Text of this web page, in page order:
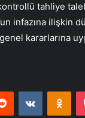
tahliye
infazına ilişkin
kararlarına
Reddit VKontakte